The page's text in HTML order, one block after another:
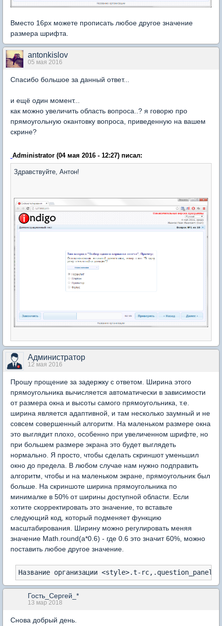
Вместо 16px можете прописать любое другое значение
размера шрифта.
antonkislov
05 мая 2016
Спасибо большое за данный ответ...
и ещё один момент...
как можно увеличить область вопроса..? я говорю про
прямоугольную окантовку вопроса, приведенную на вашем
скрине?
Administrator (04 мая 2016 - 12:27) писал:
Здравствуйте, Антон!
Администратор
12 мая 2016
Прошу прощение за задержку с ответом. Ширина этого
прямоугольника вычисляется автоматически в зависимости
от размера окна и высоты самого прямоугольника, т.е.
ширина является адаптивной, и там несколько заумный и не
совсем совершенный алгоритм. На маленьком размере окна
это выглядит плохо, особенно при увеличенном шрифте, но
при большем размере экрана это будет выглядеть
нормально. Я просто, чтобы сделать скриншот уменьшил
окно до предела. В любом случае нам нужно подправить
алгоритм, чтобы и на маленьком экране, прямоугольник был
больше. На скриншоте ширина прямоугольника по
минималке в 50% от ширины доступной области. Если
хотите скорректировать это значение, то вставьте
следующий код, который подменяет функцию
масштабирования. Ширину можно регулировать меняя
значение Math.round(a*0.6) - где 0.6 это значит 60%, можно
поставить любое другое значение.
Название организации <style>.t-
Гость_Сергей_*
13 мар 2018
Снова добрый день.